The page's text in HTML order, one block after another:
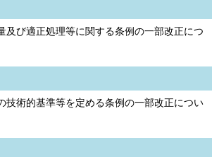
及び適正処理等に関する条例の一部改正につ
技術的基準等を定める条例の一部改正につい